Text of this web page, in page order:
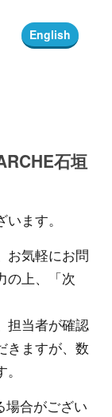
English
石垣
ます。
お気軽にお問
の上、「次
担当者が確認
きますが、数
場合がござい